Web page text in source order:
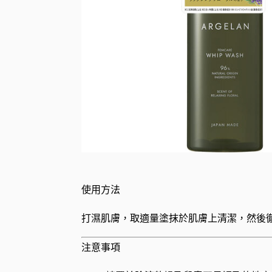
使用方法
打濕肌膚，取適量塗抹於肌膚上清潔，然後
注意事項